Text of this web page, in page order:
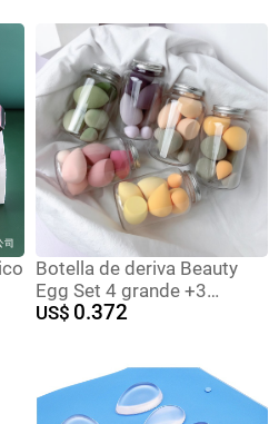
Algodón Desmaquillante en
Existencia
Botella de deriva Beauty
Egg Set 4 grande +3
pequeño 4 grande +2
maquillaje Huevo de
maquillaje
US$ 0.372